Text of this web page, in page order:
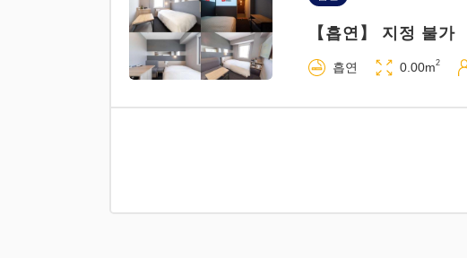
【흡연】 지정 불가
흡연 0.00m2